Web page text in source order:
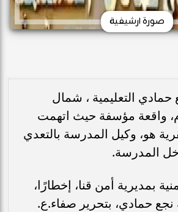
صورة ارشيفية
التعليمية ، شمال
واقعة مؤسفة حيث اتهمت
هو، وكيل المدرسة بالتعدي
المدرسة.
بمديرية أمن قنا، إخطارًا،
حمادي، بتحرير صفاء.ع.